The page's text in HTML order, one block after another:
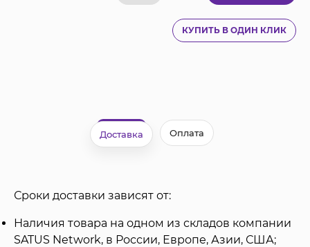
КУПИТЬ В ОДИН КЛИК
Доставка Оплата
Сроки доставки зависят от:
Наличия товара на одном из складов компании
SATUS Network, в России, Европе, Азии, США;